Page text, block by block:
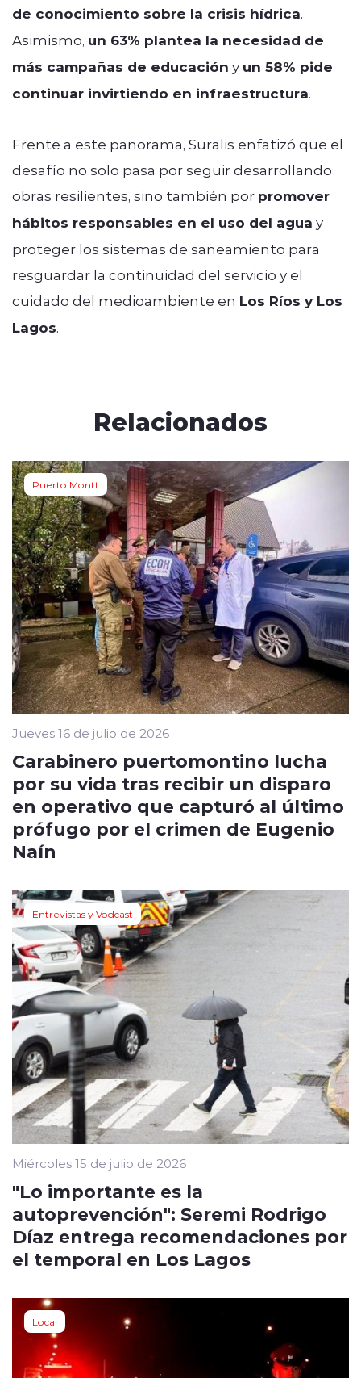
de conocimiento sobre la crisis hídrica.
Asimismo, un 63% plantea la necesidad de
más campañas de educación y un 58% pide
continuar invirtiendo en infraestructura.
Frente a este panorama, Suralis enfatizó que el
desafío no solo pasa por seguir desarrollando
obras resilientes, sino también por promover
hábitos responsables en el uso del agua y
proteger los sistemas de saneamiento para
resguardar la continuidad del servicio y el
cuidado del medioambiente en Los Ríos y Los
Lagos.
Relacionados
Puerto Montt
Jueves 16 de julio de 2026
Carabinero puertomontino lucha
por su vida tras recibir un disparo
en operativo que capturó al último
prófugo por el crimen de Eugenio
Naín
Entrevistas y Vodcast
Miércoles 15 de julio de 2026
"Lo importante es la
autoprevención": Seremi Rodrigo
Díaz entrega recomendaciones por
el temporal en Los Lagos
Local